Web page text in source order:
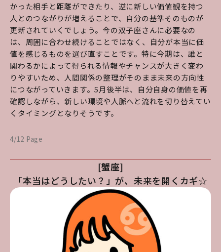
かった相手と距離ができたり、逆に新しい価値観を持つ
人とのつながりが増えることで、自分の基準そのものが
更新されていくでしょう。今の双子座さんに必要なの
は、周囲に合わせ続けることではなく、自分が本当に価
値を感じるものを選び直すことです。特に今期は、誰と
関わるかによって得られる情報やチャンスが大きく変わ
りやすいため、人間関係の整理がそのまま未来の方向性
につながっていきます。5月後半は、自分自身の価値を再
確認しながら、新しい環境や人脈へと流れを切り替えてい
くタイミングとなりそうです。
4/12 Page
[蟹座]
「本当はどうしたい？」が、未来を開くカギ☆